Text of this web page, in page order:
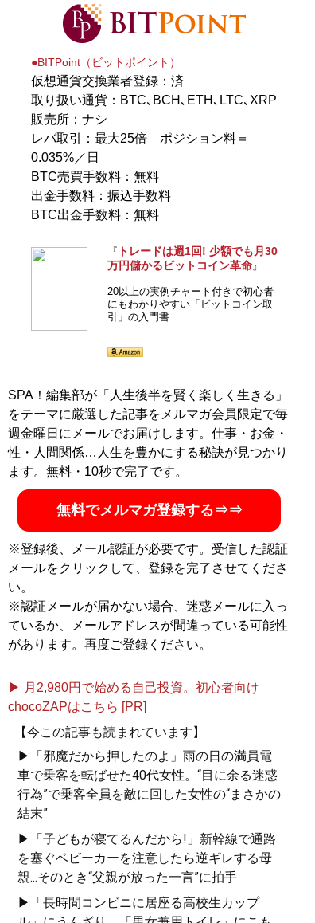
●BITPoint（ビットポイント）
仮想通貨交換業者登録：済
取り扱い通貨：BTC､BCH､ETH､LTC､XRP
販売所：ナシ
レバ取引：最大25倍 ポジション料＝
0.035%／日
BTC売買手数料：無料
出金手数料：振込手数料
BTC出金手数料：無料
『 トレードは週1回! 少額でも月30
万円儲かるビットコイン革命』
20以上の実例チャート付きで初心者
にもわかりやすい「ビットコイン取
引」の入門書
SPA！編集部が「人生後半を賢く楽しく生きる」
をテーマに厳選した記事をメルマガ会員限定で毎
週金曜日にメールでお届けします。仕事・お金・
性・人間関係…人生を豊かにする秘訣が見つかり
ます。無料・10秒で完了です。
無料でメルマガ登録する⇒⇒
※登録後、メール認証が必要です。受信した認証
メールをクリックして、登録を完了させてくださ
い。
※認証メールが届かない場合、迷惑メールに入っ
ているか、メールアドレスが間違っている可能性
があります。再度ご登録ください。
▶ 月2,980円で始める自己投資。初心者向け
chocoZAPはこちら [PR]
【今この記事も読まれています】
▶「邪魔だから押したのよ」雨の日の満員電
車で乗客を転ばせた40代女性。“目に余る迷惑
行為”で乗客全員を敵に回した女性の“まさかの
結末”
▶「子どもが寝てるんだから!」新幹線で通路
を塞ぐベビーカーを注意したら逆ギレする母
親...そのとき“父親が放った一言”に拍手
▶「長時間コンビニに居座る高校生カップ